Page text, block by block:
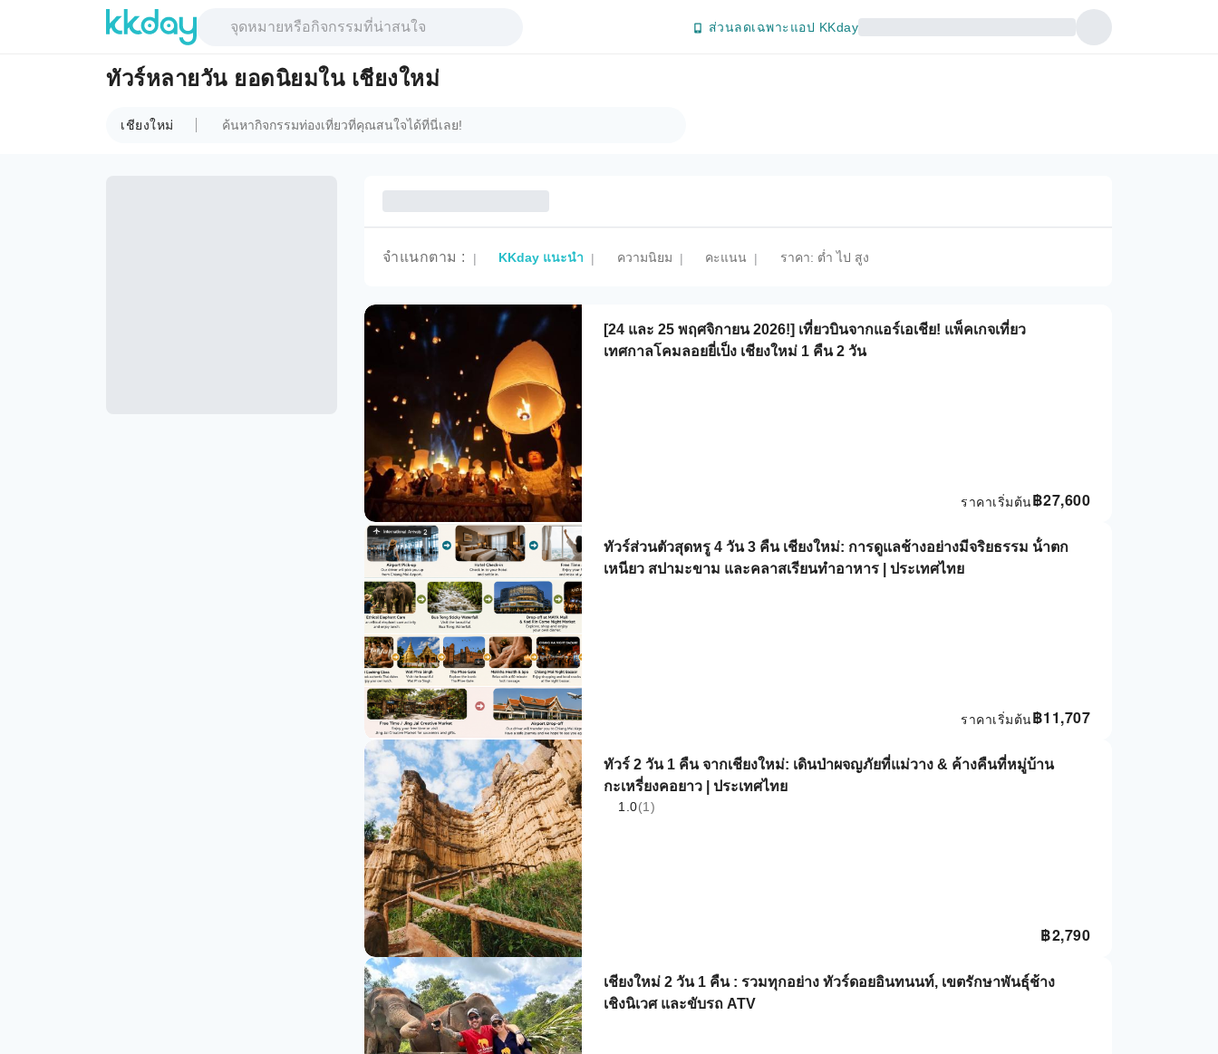
ส่วนลดเฉพาะแอป KKday
ทัวร์หลายวัน ยอดนิยมใน เชียงใหม่
เชียงใหม่
จำแนกตาม : | KKday แนะนำ | ความนิยม | คะแนน | ราคา: ต่ำ ไป สูง
[24 และ 25 พฤศจิกายน 2026!] เที่ยวบินจากแอร์เอเชีย! แพ็คเกจเที่ยว
เทศกาลโคมลอยยี่เป็ง เชียงใหม่ 1 คืน 2 วัน
฿27,600
ราคาเริ่มต้น
ทัวร์ส่วนตัวสุดหรู 4 วัน 3 คืน เชียงใหม่: การดูแลช้างอย่างมีจริยธรรม น้ําตก
เหนียว สปามะขาม และคลาสเรียนทําอาหาร | ประเทศไทย
฿11,707
ราคาเริ่มต้น
ทัวร์ 2 วัน 1 คืน จากเชียงใหม่: เดินป่าผจญภัยที่แม่วาง & ค้างคืนที่หมู่บ้าน
กะเหรี่ยงคอยาว | ประเทศไทย
1.0(1)
฿2,790
เชียงใหม่ 2 วัน 1 คืน : รวมทุกอย่าง ทัวร์ดอยอินทนนท์, เขตรักษาพันธุ์ช้าง
เชิงนิเวศ และขับรถ ATV